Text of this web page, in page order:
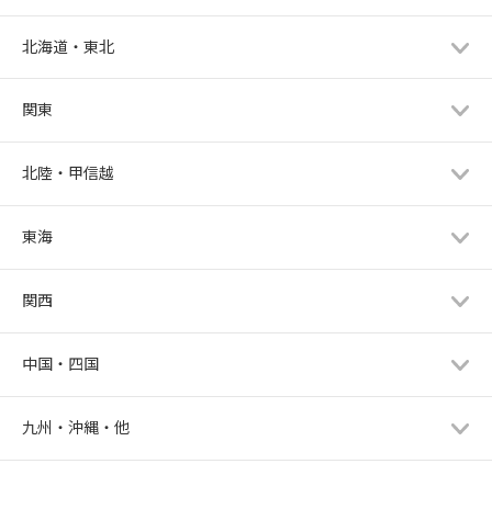
北海道・東北
関東
北陸・甲信越
東海
関西
中国・四国
九州・沖縄・他